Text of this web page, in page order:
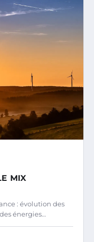
MIX
: évolution des
énergies…